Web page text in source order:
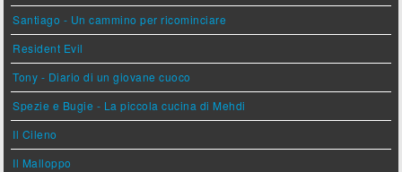
Santiago - Un cammino per ricominciare
Resident Evil
Tony - Diario di un giovane cuoco
Spezie e Bugie - La piccola cucina di Mehdi
Il Cileno
Il Malloppo